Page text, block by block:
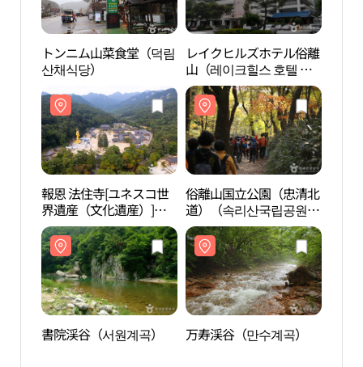
トンニム山菜食堂（덕림
산채식당）
レイクヒルズホテル俗離
山（레이크힐스 호텔 속
리산）
報恩 法住寺[ユネスコ世
界遺産（文化遺産）]
（보은 법주사[유네스코
세계문화유산]）
俗離山国立公園（忠清北
道）（속리산국립공원
（충북））
書院渓谷（서원계곡） 万寿渓谷（만수계곡）